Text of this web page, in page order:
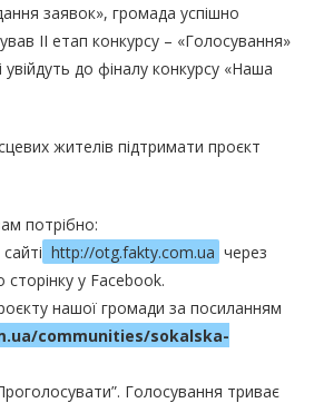
заявок», громада успішно
ІІ етап конкурсу – «Голосування»
до фіналу конкурсу «Наша
жителів підтримати проєкт
потрібно:
http://otg.fakty.com.ua через
у Facebook.
нашої громади за посиланням
communities/sokalska-
Голосування триває